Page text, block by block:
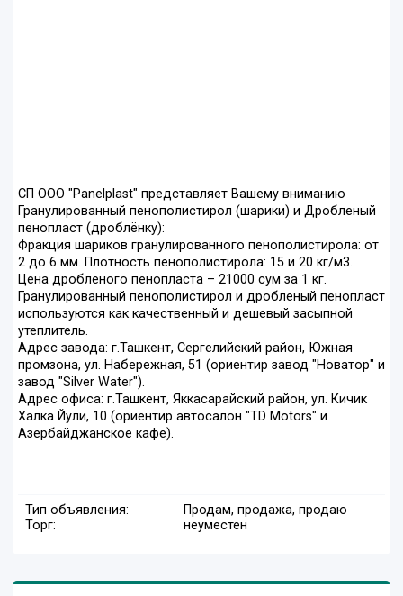
СП ООО "Panelplast" представляет Вашему вниманию
Гранулированный пенополистирол (шарики) и Дробленый
пенопласт (дроблёнку):
Фракция шариков гранулированного пенополистирола: от
2 до 6 мм. Плотность пенополистирола: 15 и 20 кг/м3.
Цена дробленого пенопласта – 21000 сум за 1 кг.
Гранулированный пенополистирол и дробленый пенопласт
используются как качественный и дешевый засыпной
утеплитель.
Адрес завода: г.Ташкент, Сергелийский район, Южная
промзона, ул. Набережная, 51 (ориентир завод "Новатор" и
завод "Silver Water").
Адрес офиса: г.Ташкент, Яккасарайский район, ул. Кичик
Халка Йули, 10 (ориентир автосалон "TD Motors" и
Азербайджанское кафе).
Тип объявления:
Продам, продажа, продаю
Торг:
неуместен